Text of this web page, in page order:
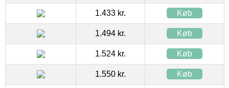
1.433 kr. Køb
1.494 kr. Køb
1.524 kr. Køb
1.550 kr. Køb